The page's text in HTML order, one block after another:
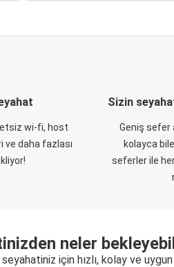
wi-fi, host
daha fazlası
Sizin
Geniş sefer
kolayca
seferler ile
neler
için hızlı, kolay ve